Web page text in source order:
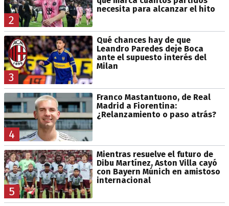
2
necesita para alcanzar el hito
3
Qué chances hay de que
Leandro Paredes deje Boca
ante el supuesto interés del
Milan
4
Franco Mastantuono, de Real
Madrid a Fiorentina:
¿Relanzamiento o paso atrás?
5
Mientras resuelve el futuro de
Dibu Martínez, Aston Villa cayó
con Bayern Múnich en amistoso
internacional